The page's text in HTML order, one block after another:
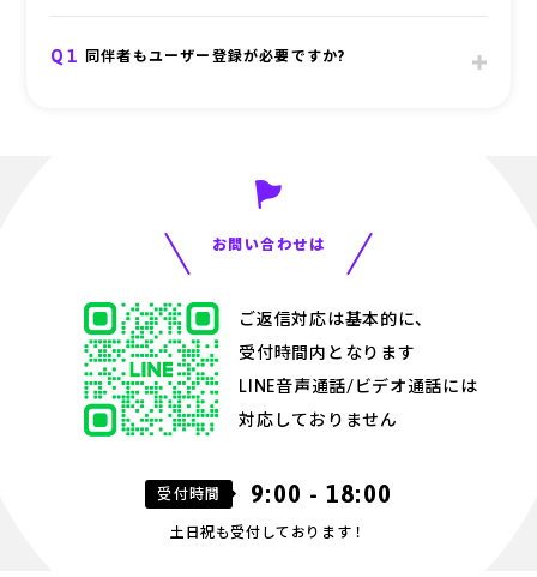
Q1 同伴者もユーザー登録が必要ですか?
お問い合わせは
ご返信対応は基本的に、
受付時間内となります
LINE音声通話/ビデオ通話には
対応しておりません
受付時間 9:00 - 18:00
土日祝も受付しております！